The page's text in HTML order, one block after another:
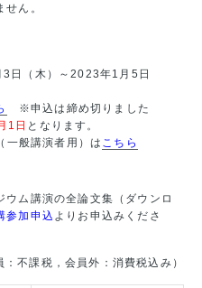
ん。
日（木）～2023年1月5日
※申込は締め切りました
1日 となります。
一般講演者用）は こちら
ム講演の全論文集（ダウンロ
参加申込 よりお申込みくださ
：不課税，会員外：消費税込み）